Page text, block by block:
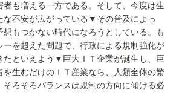
も増える一方である。そして、今度は生
な不安が広がっている▼その普及によっ
想もつかない時代になろうとしている。も
ーを超えた問題で、行政による規制強化が
たといえよう▼巨大ＩＴ企業が誕生し、巨
生むだけのＩＴ産業なら、人類全体の繁
そろそろバランスは規制の方向に傾ける必